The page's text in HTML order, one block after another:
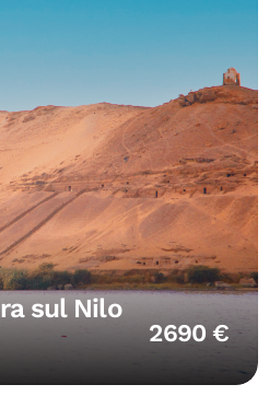
sul Nilo
2690 €